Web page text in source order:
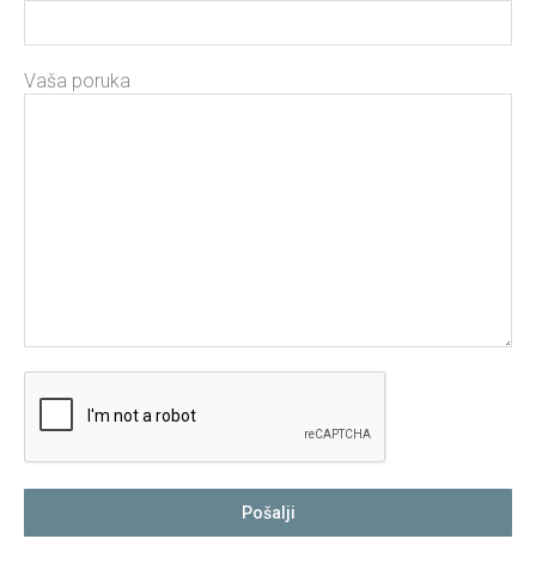
Vaša poruka